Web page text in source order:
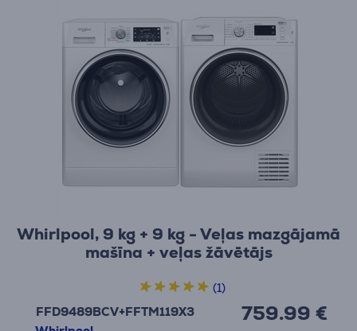
Whirlpool, 9 kg + 9 kg - Veļas mazgājamā
mašīna + veļas žāvētājs
FFD9489BCV+FFTM119X3
759.99 €
(1)